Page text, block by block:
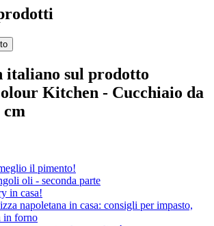
italiano sul prodotto
Kitchen - Cucchiaio da
cm
il pimento!
oli - seconda parte
in casa!
napoletana in casa: consigli per impasto,
in forno